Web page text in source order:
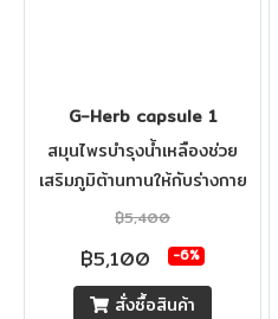
G-Herb capsule 1
สมุนไพรบำรุงน้ำเหลืองช่วย
เสริมภูมิต้านทานให้กับร่างกาย
฿5,400
฿5,100 -6%
สั่งซื้อสินค้า